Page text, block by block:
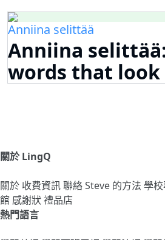
Anniina selittää
Anniina
words that look
關於 LingQ
關於 收費資訊聯絡Steve 的方法 學
館 感謝狀禮品店
熱門語言